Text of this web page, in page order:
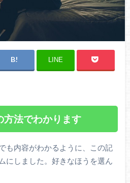
LINE
方法でわかります
も内容がわかるように、この記
にしました。好きなほうを選ん